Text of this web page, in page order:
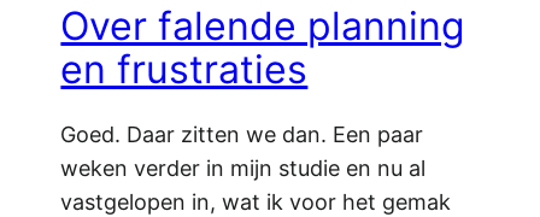
Over falende planning
en frustraties
Goed. Daar zitten we dan. Een paar
weken verder in mijn studie en nu al
vastgelopen in, wat ik voor het gemak